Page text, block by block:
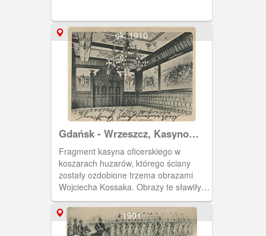
ok. 1910
Gdańsk - Wrzeszcz, Kasyno
oficerskie w Koszarach Huzarów
Fragment kasyna oficerskiego w
koszarach huzarów, którego ściany
zostały ozdobione trzema obrazami
Wojciecha Kossaka. Obrazy te sławiły
zwycięstwa odniesione przez wojska
pruskie w XVIII i XIX w. Należały one do
cesarza Wilhelma II, na którego
1901